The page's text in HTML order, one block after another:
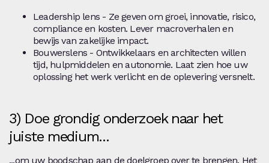
Leadership lens - Ze geven om groei, innovatie, risico,
compliance en kosten. Lever macroverhalen en
bewijs van zakelijke impact.
Bouwerslens - Ontwikkelaars en architecten willen
tijd, hulpmiddelen en autonomie. Laat zien hoe uw
oplossing het werk verlicht en de oplevering versnelt.
3) Doe grondig onderzoek naar het
juiste medium...
...om uw boodschap aan de doelgroep over te brengen. Het